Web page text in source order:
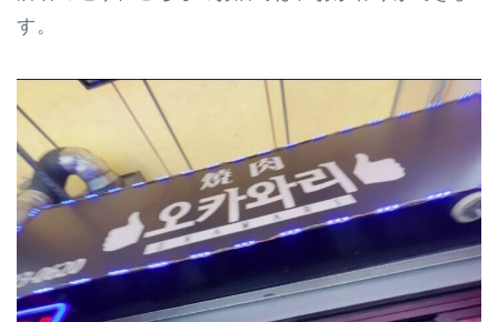
す。